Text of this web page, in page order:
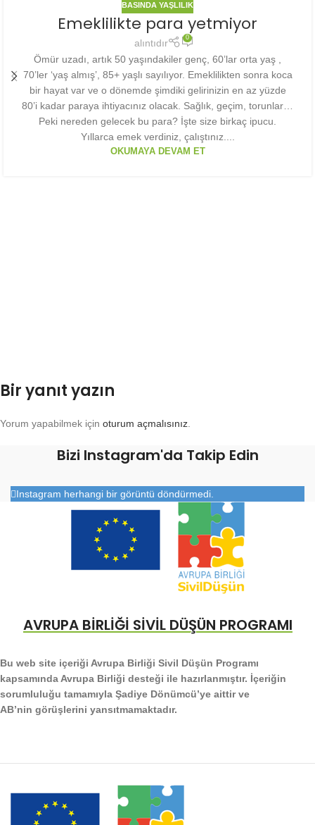
BASINDA YAŞLILIK
Emeklilikte para yetmiyor
alıntıdır 0
Ömür uzadı, artık 50 yaşındakiler genç, 60’lar orta yaş ,
70’ler ‘yaş almış’, 85+ yaşlı sayılıyor. Emeklilikten sonra koca
bir hayat var ve o dönemde şimdiki gelirinizin en az yüzde
80’i kadar paraya ihtiyacınız olacak. Sağlık, geçim, torunlar…
Peki nereden gelecek bu para? İşte size birkaç ipucu.
Yıllarca emek verdiniz, çalıştınız....
OKUMAYA DEVAM ET
Bir yanıt yazın
Yorum yapabilmek için oturum açmalısınız.
Bizi Instagram'da Takip Edin
Instagram herhangi bir görüntü döndürmedi.
AVRUPA BİRLİĞİ SİVİL DÜŞÜN PROGRAMI
Bu web site içeriği Avrupa Birliği Sivil Düşün Programı
kapsamında Avrupa Birliği desteği ile hazırlanmıştır. İçeriğin
sorumluluğu tamamıyla Şadiye Dönümcü’ye aittir ve
AB’nin görüşlerini yansıtmamaktadır.